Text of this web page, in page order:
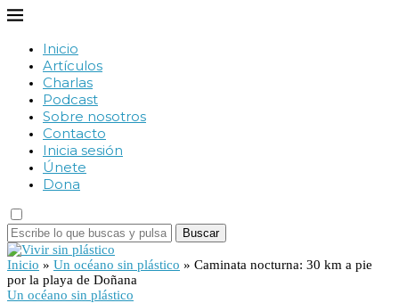
Inicio
Artículos
Charlas
Podcast
Sobre nosotros
Contacto
Inicia sesión
Únete
Dona
Buscar
Inicio » Un océano sin plástico » Caminata nocturna: 30 km a pie
por la playa de Doñana
Un océano sin plástico